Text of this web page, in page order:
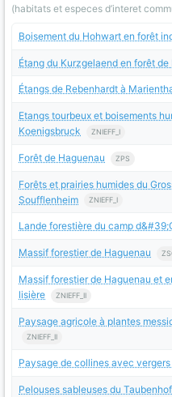
(habitats et especes d’interet
Boisement du Hohwart en forêt
Étang du Kurzgelaend en forêt de
Étangs de Rebenhardt à
Etangs tourbeux et boisements
Koenigsbruck
ZNIEFF_I
Forêt de Haguenau ZPS
Forêts et prairies humides du
Soufflenheim
ZNIEFF_I
Lande forestière du camp
Massif forestier de Haguenau
Massif forestier de Haguenau et
lisière
ZNIEFF_II
Paysage agricole à plantes
ZNIEFF_II
Paysage de collines avec
Pelouses sableuses du